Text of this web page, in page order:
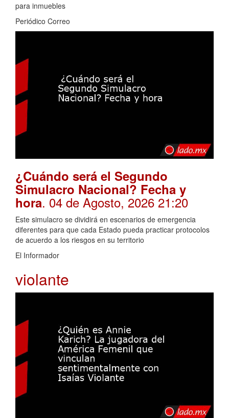
para inmuebles
Periódico Correo
¿Cuándo será el Segundo
Simulacro Nacional? Fecha y
hora. 04 de Agosto, 2026 21:20
Este simulacro se dividirá en escenarios de emergencia
diferentes para que cada Estado pueda practicar protocolos
de acuerdo a los riesgos en su territorio
El Informador
violante